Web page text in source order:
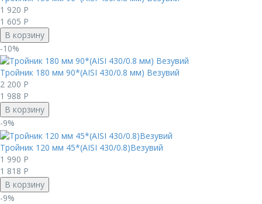
1 920 Р
1 605 Р
В корзину
-10%
Тройник 180 мм 90*(AISI 430/0.8 мм) Везувий
2 200 Р
1 988 Р
В корзину
-9%
Тройник 120 мм 45*(AISI 430/0.8)Везувий
1 990 Р
1 818 Р
В корзину
-9%